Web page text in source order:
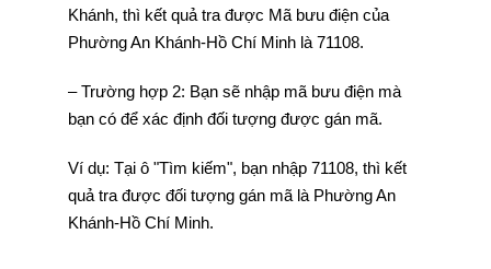
Khánh, thì kết quả tra được Mã bưu điện của
Phường An Khánh-Hồ Chí Minh là 71108.
– Trường hợp 2: Bạn sẽ nhập mã bưu điện mà
bạn có để xác định đối tượng được gán mã.
Ví dụ: Tại ô "Tìm kiếm", bạn nhập 71108, thì kết
quả tra được đối tượng gán mã là Phường An
Khánh-Hồ Chí Minh.